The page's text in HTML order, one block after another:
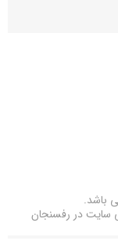
باشد.
سایت در رفسنجان